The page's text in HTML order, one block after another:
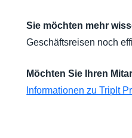
Sie möchten mehr
Geschäftsreisen noch
Möchten Sie Ihren
Informationen zu TripIt